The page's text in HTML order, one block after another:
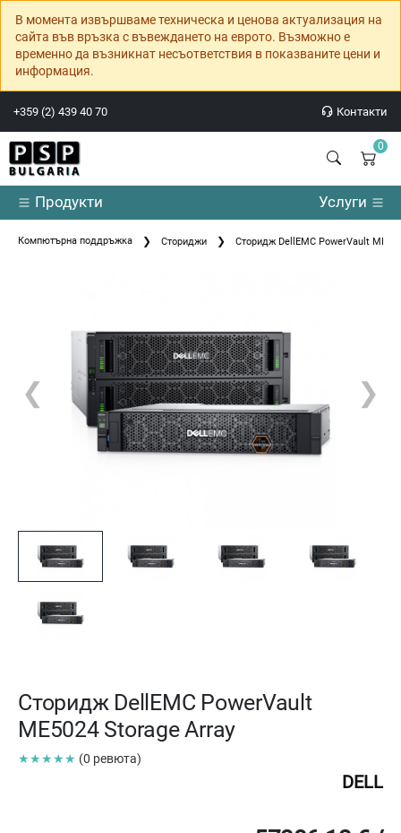
В момента извършваме техническа и ценова актуализация на
сайта във връзка с въвеждането на еврото. Възможно е
временно да възникнат несъответствия в показваните цени и
информация.
+359 (2) 439 40 70 Контакти
0
Продукти Услуги
Компютърна поддръжка Сториджи Сторидж DellEMC PowerVault
❮ ❯
Сторидж DellEMC PowerVault
ME5024 Storage Array
★★★★★ (0 ревюта)
DELL